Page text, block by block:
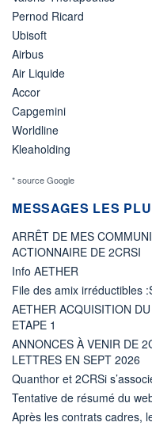
Pernod Ricard
Ubisoft
Airbus
Air Liquide
Accor
Capgemini
Worldline
Kleaholding
* source Google
MESSAGES LES
ARRÊT DE MES
ACTIONNAIRE DE 2CRSI
Info AETHER
File des amix irréductibles
AETHER ACQUISITION
ETAPE 1
ANNONCES À VENIR DE
LETTRES EN SEPT 2026
Quanthor et 2CRSi
Tentative de résumé du
Après les contrats cadres,